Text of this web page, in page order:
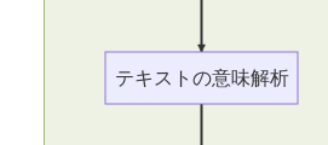
テキストの意味解析